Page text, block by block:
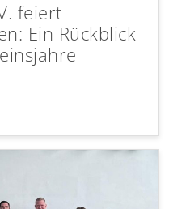
feiert
Ein Rückblick